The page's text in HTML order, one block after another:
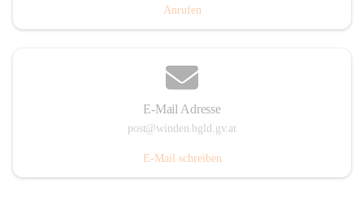
Anrufen
E-Mail Adresse
post@winden.bgld.gv.at
E-Mail schreiben